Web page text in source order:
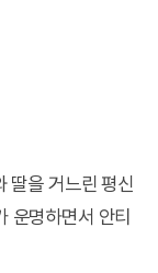
딸을 거느린 평신
운명하면서 안티